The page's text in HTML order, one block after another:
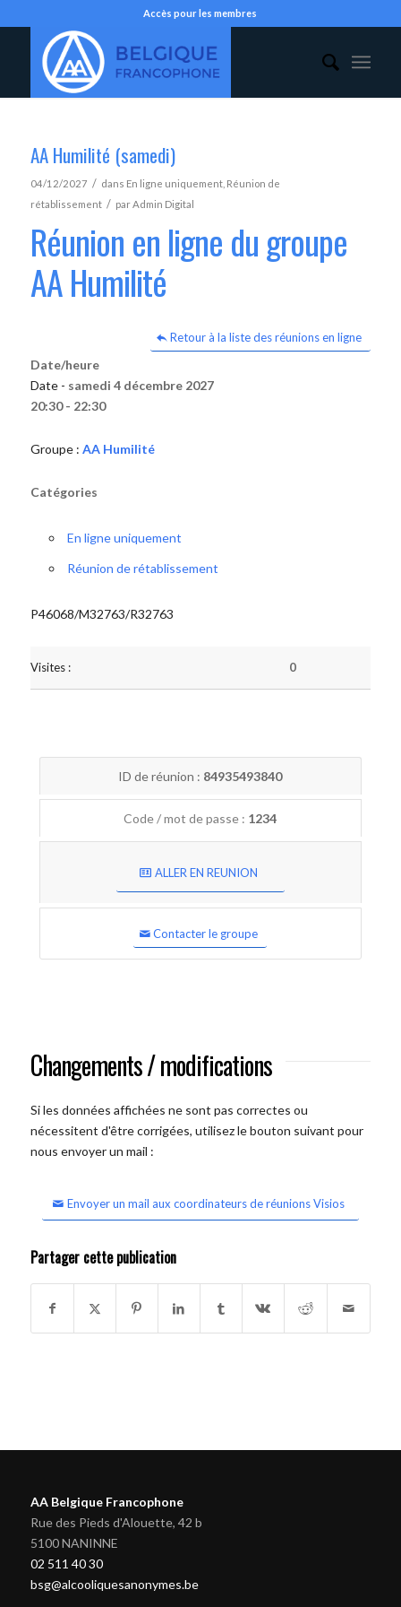
Accès pour les membres
AA Humilité (samedi)
04/12/2027 / dans En ligne uniquement, Réunion de
rétablissement / parAdmin Digital
Réunion en ligne du groupe
AA Humilité
Retour à la liste des réunions en ligne
Date/heure
Date - samedi 4 décembre 2027
20:30 - 22:30
Groupe : AA Humilité
Catégories
En ligne uniquement
Réunion de rétablissement
P46068/M32763/R32763
Visites : 0
ID de réunion : 84935493840
Code / mot de passe : 1234
ALLER EN REUNION
Contacter le groupe
Changements / modifications
Si les données affichées ne sont pas correctes ou
nécessitent d'être corrigées, utilisez le bouton suivant pour
nous envoyer un mail :
Envoyer un mail aux coordinateurs de réunions Visios
Partager cette publication
AA Belgique Francophone
Rue des Pieds d'Alouette, 42 b
5100 NANINNE
02 511 40 30
bsg@alcooliquesanonymes.be